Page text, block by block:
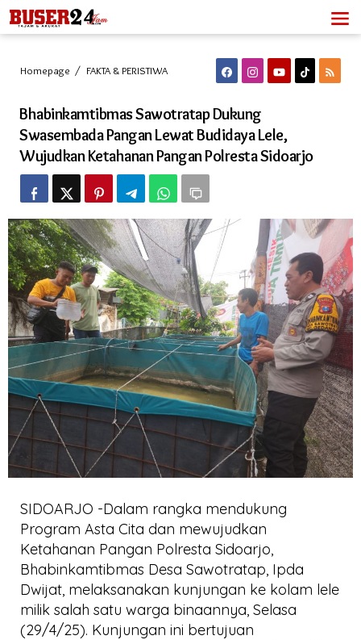
Lewati
ke
konten
Homepage / FAKTA & PERISTIWABhabinkamtibmas
Sawotratap
Swasembada
Pangan
Lewat
Budidaya
Wujudkan
Ketahanan
Polresta
Sidoarjo
Bhabinkamtibmas Sawotratap Dukung
Swasembada Pangan Lewat Budidaya Lele,
Wujudkan Ketahanan Pangan Polresta Sidoarjo
SIDOARJO -Dalam rangka mendukung
Program Asta Cita dan mewujudkan
Ketahanan Pangan Polresta Sidoarjo,
Bhabinkamtibmas Desa Sawotratap, Ipda
Dwijat, melaksanakan kunjungan ke kolam lele
milik salah satu warga binaannya, Selasa
(29/4/25). Kunjungan ini bertujuan